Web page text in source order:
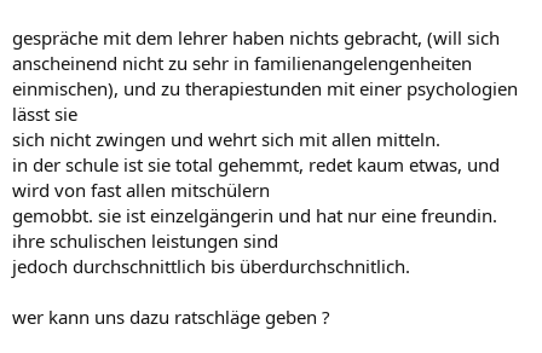
gespräche mit dem lehrer haben nichts gebracht, (will sich
anscheinend nicht zu sehr in familienangelengenheiten
einmischen), und zu therapiestunden mit einer psychologien
lässt sie
sich nicht zwingen und wehrt sich mit allen mitteln.
in der schule ist sie total gehemmt, redet kaum etwas, und
wird von fast allen mitschülern
gemobbt. sie ist einzelgängerin und hat nur eine freundin.
ihre schulischen leistungen sind
jedoch durchschnittlich bis überdurchschnitlich.
wer kann uns dazu ratschläge geben ?